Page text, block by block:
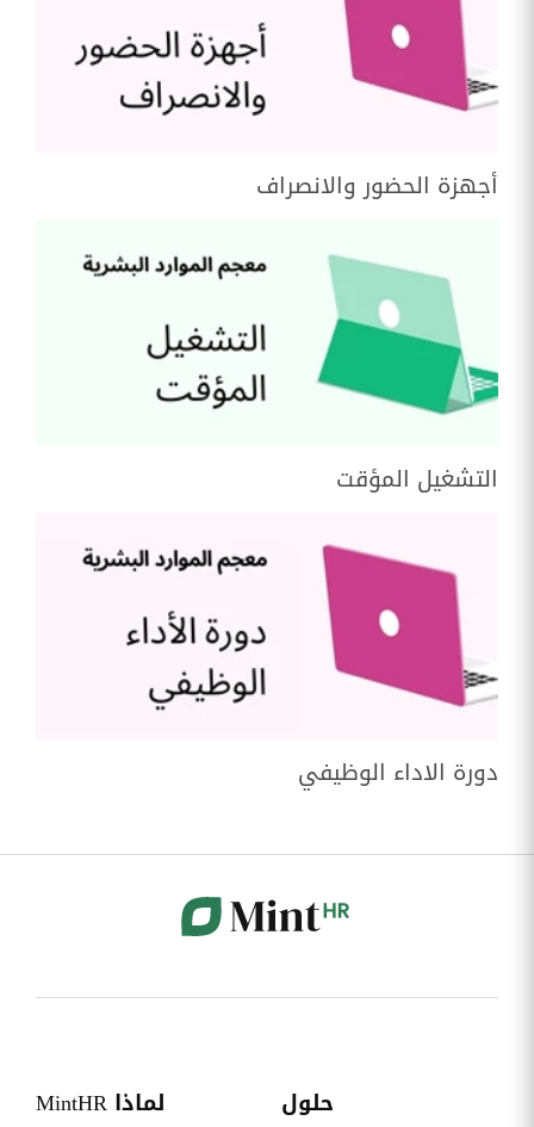
أجهزة الحضور والانصراف
التشغيل المؤقت
دورة الاداء الوظيفي
حلول لماذا MintHR